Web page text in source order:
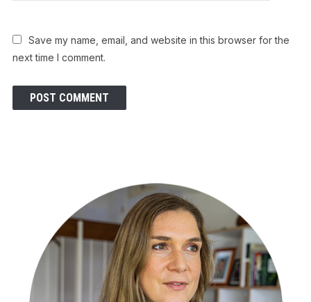
Save my name, email, and website in this browser for the
next time I comment.